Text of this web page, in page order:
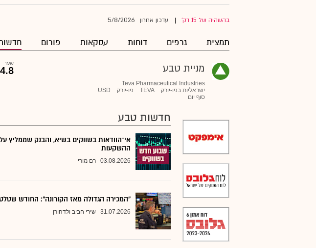
בהשהיה של 15 דק' עדכון אחרון 5/8/2026
תמצית גרפים דוחות עסקאות פורום
מניית טבע
Teva Pharmaceutical Industries
ישראליות בניו-יורק
TEVA ניו-יורק
USD
סוף יום
שער
חדשות טבע
אי־הוודאות בשווקים בשיא, והבנק שממליץ
ההשקעות
03.08.2026 רם מורי
"המכירה הגדולה מאז הקורונה": החודש
31.07.2026 שירי חביב ולדהורן